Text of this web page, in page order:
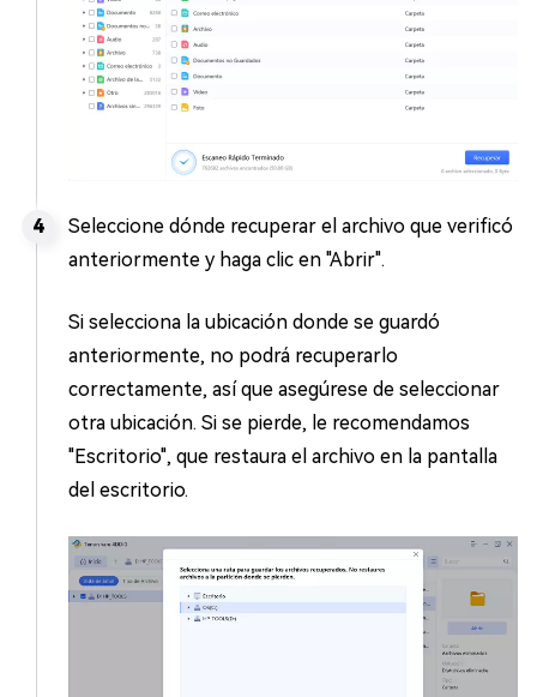
Seleccione dónde recuperar el archivo que verificó
anteriormente y haga clic en "Abrir".
Si selecciona la ubicación donde se guardó
anteriormente, no podrá recuperarlo
correctamente, así que asegúrese de seleccionar
otra ubicación. Si se pierde, le recomendamos
"Escritorio", que restaura el archivo en la pantalla
del escritorio.